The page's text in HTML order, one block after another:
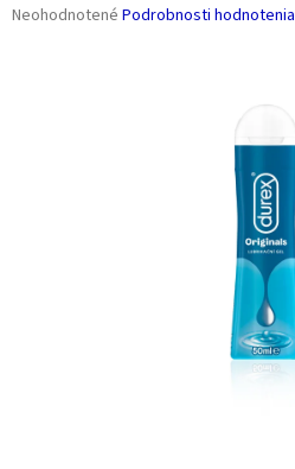
Priemerné
Neohodnotené Podrobnosti hodnotenia